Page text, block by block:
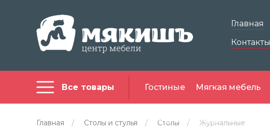
Главная
Контакты
Все товары Гостиные Мягкая мебель
Офисная мебель
Главная / Столы и стулья / Столы / Журнальные